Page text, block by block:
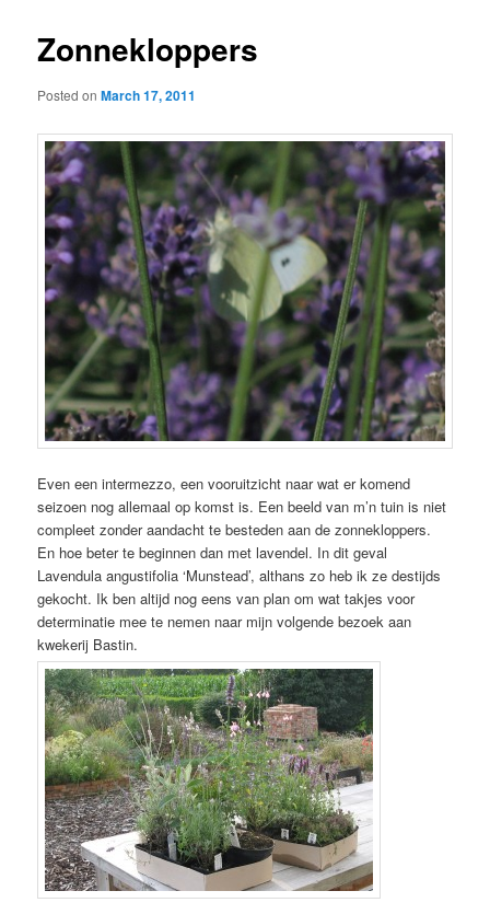
Zonnekloppers
Posted onMarch 17, 2011
Even een intermezzo, een vooruitzicht naar wat er komend
seizoen nog allemaal op komst is. Een beeld van m’n tuin is niet
compleet zonder aandacht te besteden aan de zonnekloppers.
En hoe beter te beginnen dan met lavendel. In dit geval
Lavendula angustifolia ‘Munstead’, althans zo heb ik ze destijds
gekocht. Ik ben altijd nog eens van plan om wat takjes voor
determinatie mee te nemen naar mijn volgende bezoek aan
kwekerij Bastin.